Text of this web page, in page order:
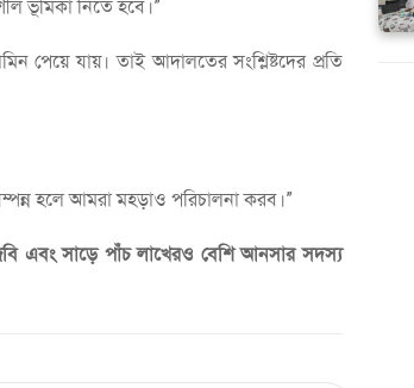
ভূমিকা নিতে হবে।”
পেয়ে যায়। তাই আদালতের সংশ্লিষ্টদের প্রতি
সম্পন্ন হলে আমরা মহড়াও পরিচালনা করব।”
এবং সাড়ে পাঁচ লাখেরও বেশি আনসার সদস্য